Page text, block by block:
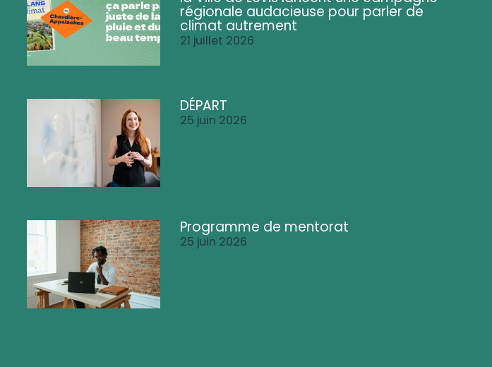
régionale audacieuse pour parler de
climat autrement
21 juillet 2026
DÉPART
25 juin 2026
Programme de mentorat
25 juin 2026